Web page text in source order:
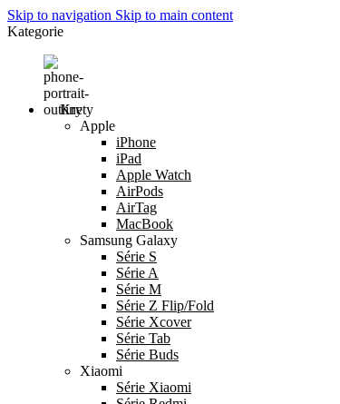
Skip to navigation Skip to main content
Kategorie
Kryty
Apple
iPhone
iPad
Apple Watch
AirPods
AirTag
MacBook
Samsung Galaxy
Série S
Série A
Série M
Série Z Flip/Fold
Série Xcover
Série Tab
Série Buds
Xiaomi
Série Xiaomi